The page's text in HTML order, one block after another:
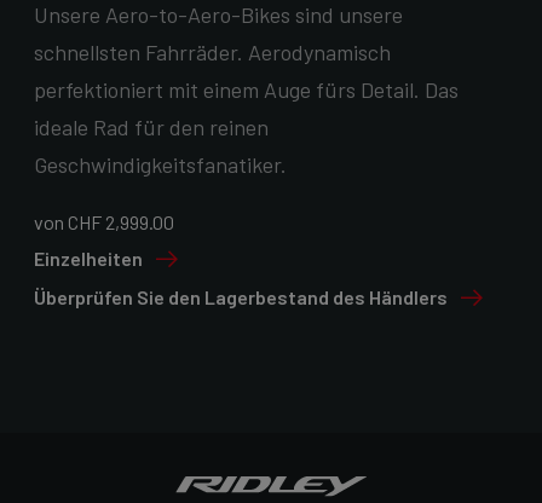
Unsere Aero-to-Aero-Bikes sind unsere
schnellsten Fahrräder. Aerodynamisch
perfektioniert mit einem Auge fürs Detail. Das
ideale Rad für den reinen
Geschwindigkeitsfanatiker.
von CHF 2,999.00
Einzelheiten
Überprüfen Sie den Lagerbestand des Händlers